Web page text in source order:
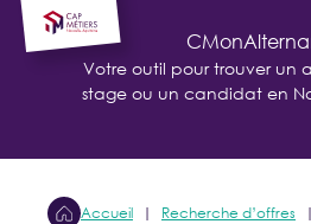
Votre outil pour trouver un
stage ou un candidat en
Accueil Recherche d’offres